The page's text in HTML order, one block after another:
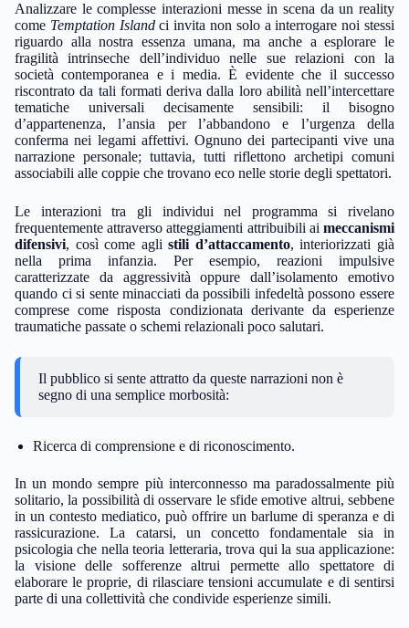
Analizzare le complesse interazioni messe in scena da un reality
come Temptation Islandci invita non solo a interrogare noi stessi
riguardo alla nostra essenza umana, ma anche a esplorare le
fragilità intrinseche dell’individuo nelle sue relazioni con la
società contemporanea e i media. È evidente che il successo
riscontrato da tali formati deriva dalla loro abilità nell’intercettare
tematiche universali decisamente sensibili: il bisogno
d’appartenenza, l’ansia per l’abbandono e l’urgenza della
conferma nei legami affettivi. Ognuno dei partecipanti vive una
narrazione personale; tuttavia, tutti riflettono archetipi comuni
associabili alle coppie che trovano eco nelle storie degli spettatori.
Le interazioni tra gli individui nel programma si rivelano
frequentemente attraverso atteggiamenti attribuibili ai meccanismi
difensivi, così come aglistili d’attaccamento, interiorizzati già
nella prima infanzia. Per esempio, reazioni impulsive
caratterizzate da aggressività oppure dall’isolamento emotivo
quando ci si sente minacciati da possibili infedeltà possono essere
comprese come risposta condizionata derivante da esperienze
traumatiche passate o schemi relazionali poco salutari.
Il pubblico si sente attratto da queste narrazioni non è
segno di una semplice morbosità:
Ricerca di comprensione e di riconoscimento.
In un mondo sempre più interconnesso ma paradossalmente più
solitario, la possibilità di osservare le sfide emotive altrui, sebbene
in un contesto mediatico, può offrire un barlume di speranza e di
rassicurazione. La catarsi, un concetto fondamentale sia in
psicologia che nella teoria letteraria, trova qui la sua applicazione:
la visione delle sofferenze altrui permette allo spettatore di
elaborare le proprie, di rilasciare tensioni accumulate e di sentirsi
parte di una collettività che condivide esperienze simili.